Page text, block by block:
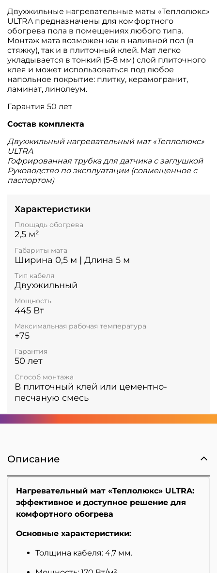
Двухжильные нагревательные маты «Теплолюкс»
ULTRA предназначены для комфортного
обогрева пола в помещениях любого типа.
Монтаж мата возможен как в наливной пол (в
стяжку), так и в плиточный клей. Мат легко
укладывается в тонкий (5-8 мм) слой плиточного
клея и может использоваться под любое
напольное покрытие: плитку, керамогранит,
ламинат, линолеум.
Гарантия 50 лет
Состав комплекта
Двухжильный нагревательный мат «Теплолюкс»
ULTRA
Гофрированная трубка для датчика с заглушкой
Руководство по эксплуатации (совмещенное с
паспортом)
Характеристики
Площадь обогрева
2,5 м²
Габариты мата
Ширина 0,5 м | Длина 5 м
Тип кабеля
Двухжильный
Мощность
445 Вт
Максимальная рабочая температура
+75
Гарантия
50 лет
Способ монтажа
В плиточный клей или цементно-
песчаную смесь
Описание
Нагревательный мат «Теплолюкс» ULTRA:
эффективное и доступное решение для
комфортного обогрева
Основные характеристики:
Толщина кабеля: 4,7 мм.